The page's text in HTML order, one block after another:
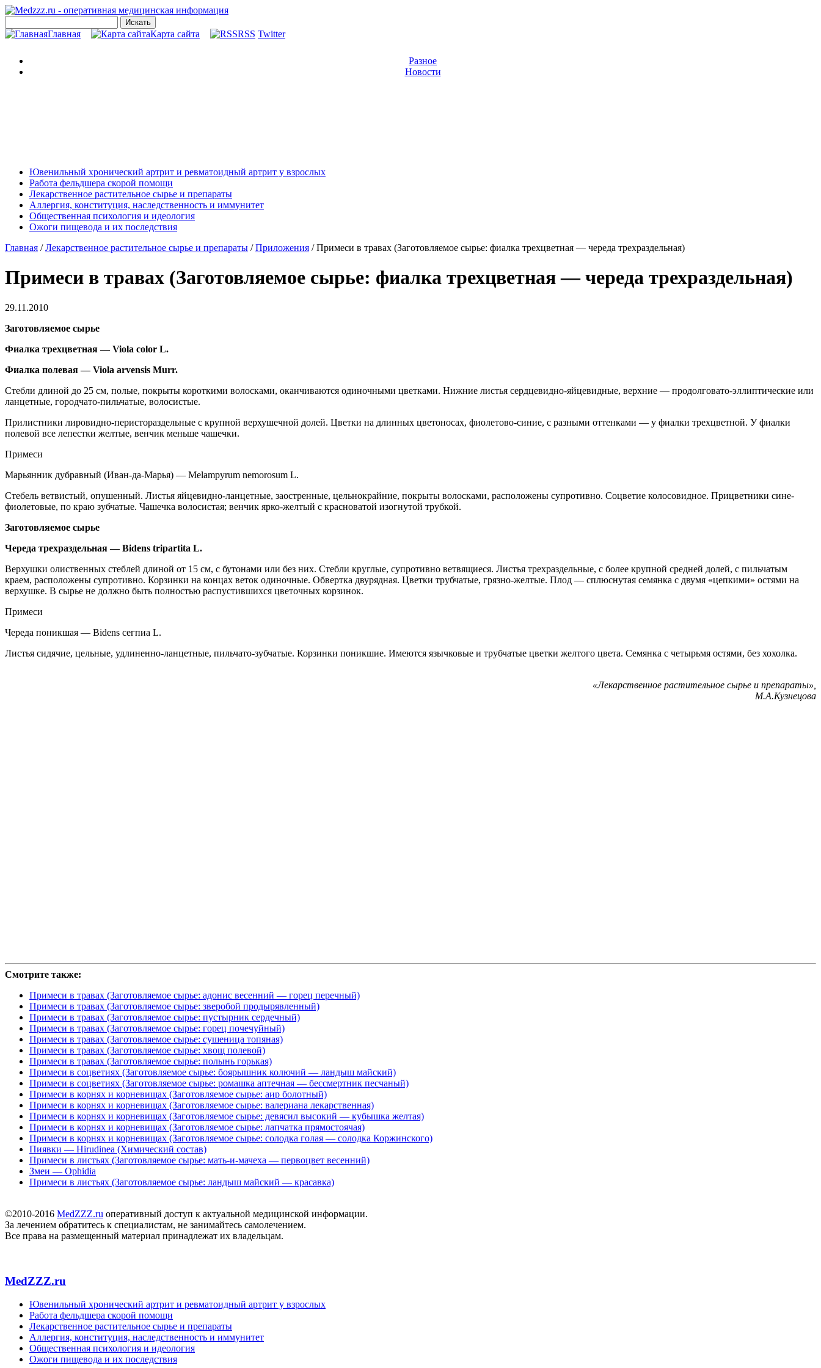
Главная Карта сайта RSS Twitter
Разное
Новости
Ювенильный хронический артрит и ревматоидный артрит у взрослых
Работа фельдшера скорой помощи
Лекарственное растительное сырье и препараты
Аллергия, конституция, наследственность и иммунитет
Общественная психология и идеология
Ожоги пищевода и их последствия
Главная /Лекарственное растительное сырье и препараты /Приложения /Примеси в травах (Заготовляемое сырье: фиалка трехцветная — череда трехраздельная)
Примеси в травах (Заготовляемое сырье: фиалка трехцветная — череда трехраздельная)
29.11.2010
Заготовляемое сырье
Фиалка трехцветная — Viola color L.
Фиалка полевая — Viola arvensis Murr.
Стебли длиной до 25 см, полые, покрыты короткими волосками, оканчиваются одиночными цветками. Нижние листья сердцевидно-яйцевидные, верхние — продолговато-эллиптические или
ланцетные, городчато-пильчатые, волосистые.
Прилистники лировидно-перистораздельные с крупной верхушечной долей. Цветки на длинных цветоносах, фиолетово-синие, с разными оттенками — у фиалки трехцветной. У фиалки
полевой все лепестки желтые, венчик меньше чашечки.
Примеси
Марьянник дубравный (Иван-да-Марья) — Melampyrum nemorosum L.
Стебель ветвистый, опушенный. Листья яйцевидно-ланцетные, заостренные, цельнокрайние, покрыты волосками, расположены супротивно. Соцветие колосовидное. Прицветники сине-
фиолетовые, по краю зубчатые. Чашечка волосистая; венчик ярко-желтый с красноватой изогнутой трубкой.
Заготовляемое сырье
Череда трехраздельная — Bidens tripartita L.
Верхушки олиственных стеблей длиной от 15 см, с бутонами или без них. Стебли круглые, супротивно ветвящиеся. Листья трехраздельные, с более крупной средней долей, с пильчатым
краем, расположены супротивно. Корзинки на концах веток одиночные. Обвертка двурядная. Цветки трубчатые, грязно-желтые. Плод — сплюснутая семянка с двумя «цепкими» остями на
верхушке. В сырье не должно быть полностью распустившихся цветочных корзинок.
Примеси
Череда поникшая — Bidens сегпиа L.
Листья сидячие, цельные, удлиненно-ланцетные, пильчато-зубчатые. Корзинки поникшие. Имеются язычковые и трубчатые цветки желтого цвета. Семянка с четырьмя остями, без хохолка.
«Лекарственное растительное сырье и препараты»,
М.А.Кузнецова
Смотрите также:
Примеси в травах (Заготовляемое сырье: адонис весенний — горец перечный)
Примеси в травах (Заготовляемое сырье: зверобой продырявленный)
Примеси в травах (Заготовляемое сырье: пустырник сердечный)
Примеси в травах (Заготовляемое сырье: горец почечуйный)
Примеси в травах (Заготовляемое сырье: сушеница топяная)
Примеси в травах (Заготовляемое сырье: хвощ полевой)
Примеси в травах (Заготовляемое сырье: полынь горькая)
Примеси в соцветиях (Заготовляемое сырье: боярышник колючий — ландыш майский)
Примеси в соцветиях (Заготовляемое сырье: ромашка аптечная — бессмертник песчаный)
Примеси в корнях и корневищах (Заготовляемое сырье: аир болотный)
Примеси в корнях и корневищах (Заготовляемое сырье: валериана лекарственная)
Примеси в корнях и корневищах (Заготовляемое сырье: девясил высокий — кубышка желтая)
Примеси в корнях и корневищах (Заготовляемое сырье: лапчатка прямостоячая)
Примеси в корнях и корневищах (Заготовляемое сырье: солодка голая — солодка Коржинского)
Пиявки — Hirudinea (Химический состав)
Примеси в листьях (Заготовляемое сырье: мать-и-мачеха — первоцвет весенний)
Змеи — Ophidia
Примеси в листьях (Заготовляемое сырье: ландыш майский — красавка)
©2010-2016 MedZZZ.ru оперативный доступ к актуальной медицинской информации.
За лечением обратитесь к специалистам, не занимайтесь самолечением.
Все права на размещенный материал принадлежат их владельцам.
MedZZZ.ru
Ювенильный хронический артрит и ревматоидный артрит у взрослых
Работа фельдшера скорой помощи
Лекарственное растительное сырье и препараты
Аллергия, конституция, наследственность и иммунитет
Общественная психология и идеология
Ожоги пищевода и их последствия